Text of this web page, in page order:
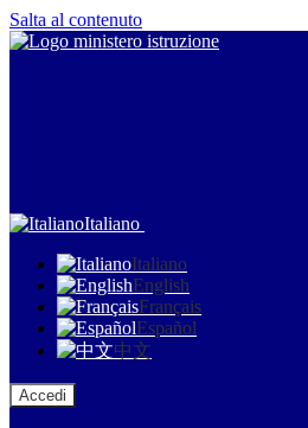
Salta al contenuto
Italiano
Italiano
English
Français
Español
中文
Accedi